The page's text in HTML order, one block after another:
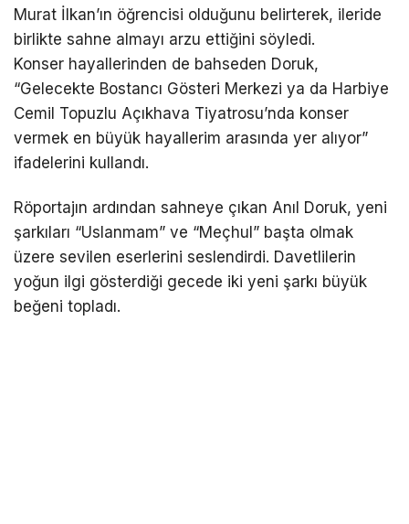
Murat İlkan’ın öğrencisi olduğunu belirterek, ileride
birlikte sahne almayı arzu ettiğini söyledi.
Konser hayallerinden de bahseden Doruk,
“Gelecekte Bostancı Gösteri Merkezi ya da Harbiye
Cemil Topuzlu Açıkhava Tiyatrosu’nda konser
vermek en büyük hayallerim arasında yer alıyor”
ifadelerini kullandı.
Röportajın ardından sahneye çıkan Anıl Doruk, yeni
şarkıları “Uslanmam” ve “Meçhul” başta olmak
üzere sevilen eserlerini seslendirdi. Davetlilerin
yoğun ilgi gösterdiği gecede iki yeni şarkı büyük
beğeni topladı.